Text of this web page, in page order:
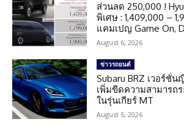
ส่วนลด 250,000 !
พิเศษ : 1,409,000 –
แคมเปญ Game On,
August 6, 2026
ข่าวรถยนต์
Subaru BRZ เวอร์ชั่
เพิ่มขีดความสามารถ
ในรุ่นเกียร์ MT
August 5, 2026